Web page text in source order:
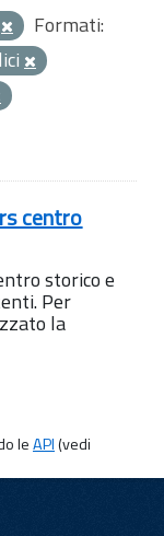
Formati:
centro
storico e
Per
la
leAPI(vedi